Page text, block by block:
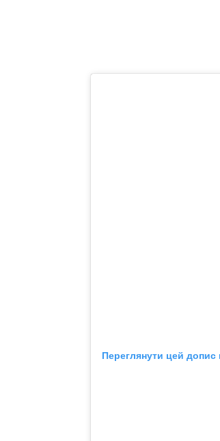
Переглянути цей допис